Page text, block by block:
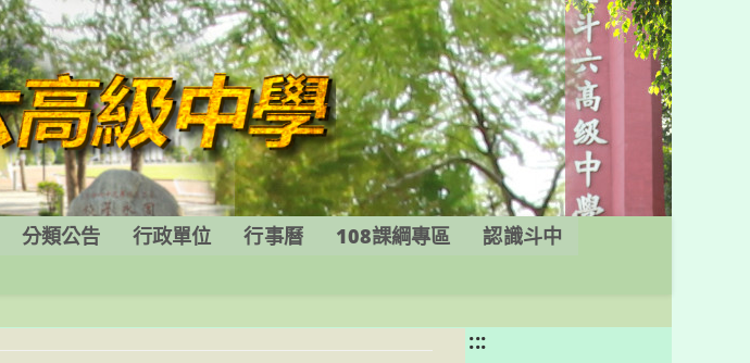
分類公告 行政單位 行事曆 108課綱專區
認識斗中
:::